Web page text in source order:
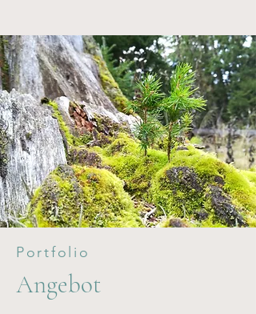
Ihrer Empfindungen, Gefühle,
Bedürfnisse, Phantasien, Gedanken
usw. bewusster. Wir experimentieren
immer wieder auch mit neuen
Erfahrungen - achtsam und für Sie
passend.
Portfolio
Angebot